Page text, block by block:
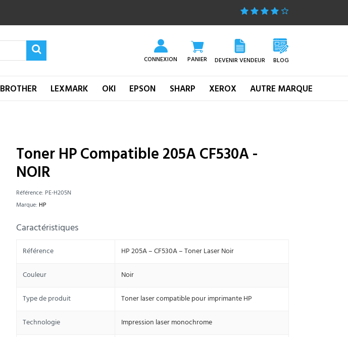
CONNEXION PANIER DEVENIR VENDEUR BLOG
BROTHER LEXMARK OKI EPSON SHARP XEROX AUTRE MARQUE
Toner HP Compatible 205A CF530A -
NOIR
Référence: PE-H205N
Marque: HP
Caractéristiques
Référence HP 205A – CF530A – Toner Laser Noir
Couleur Noir
Type de produit Toner laser compatible pour imprimante HP
Technologie Impression laser monochrome